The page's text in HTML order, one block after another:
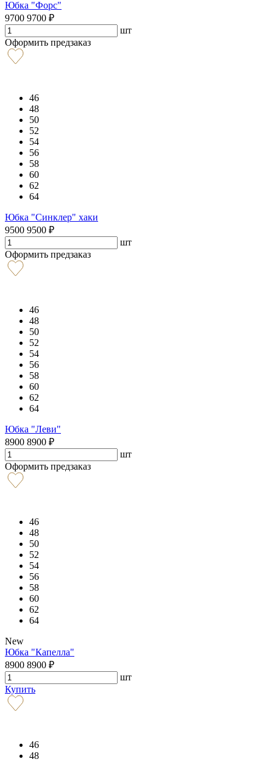
Юбка "Форс"
9700 9700 ₽
шт
Оформить предзаказ
46
48
50
52
54
56
58
60
62
64
Юбка "Синклер" хаки
9500 9500 ₽
шт
Оформить предзаказ
46
48
50
52
54
56
58
60
62
64
Юбка "Леви"
8900 8900 ₽
шт
Оформить предзаказ
46
48
50
52
54
56
58
60
62
64
New
Юбка "Капелла"
8900 8900 ₽
шт
Купить
46
48